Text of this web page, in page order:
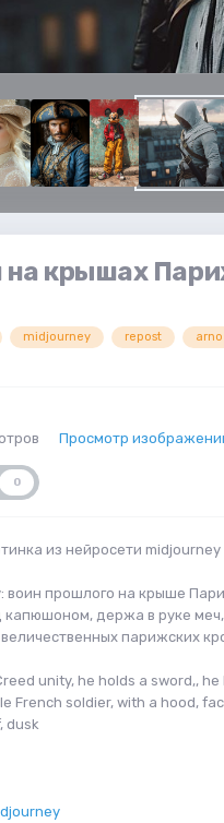
на крышах
midjourney repost
Просмотр
0
из нейросети midjourney
воин прошлого на крыше
капюшоном, держа в руке меч,
парижских
unity, he holds a sword,, he
French soldier, with a hood,
dusk